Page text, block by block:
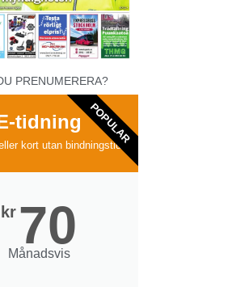
PRENUMERERA?
tidning
kort utan bindningstid
kr 70
Månadsvis
POPULAR